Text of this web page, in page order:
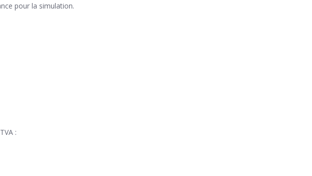
pour la simulation.
: